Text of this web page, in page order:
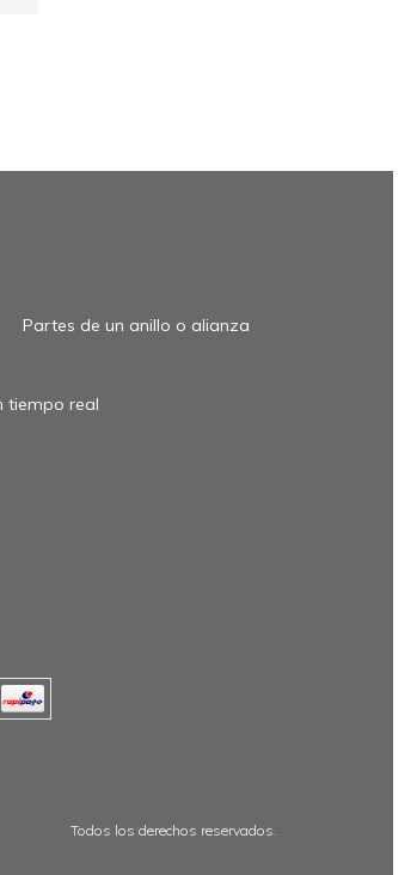
Partes de un anillo o alianza
tiempo real
Todos los derechos reservados.